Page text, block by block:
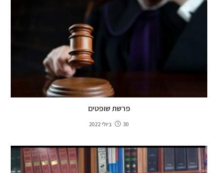
פרשת שופטים
30 ביולי 2022